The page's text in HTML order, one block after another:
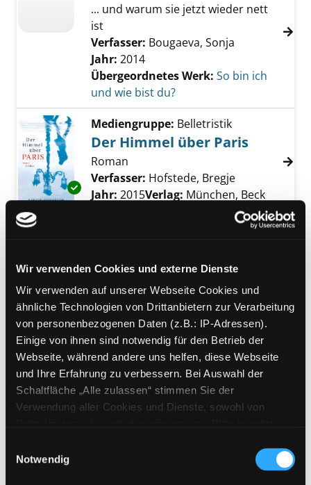
Wir verwenden Cookies und externe Dienste
Wir verwenden auf unserer Webseite Cookies und
ähnliche Technologien von Drittanbietern zur Verarbeitung
von personenbezogenen Daten (z.B.: IP-Adressen).
Einige von ihnen sind notwendig für den Betrieb der
Webseite, während andere uns helfen, diese Webseite
und Ihre Erfahrung zu verbessern. Bei Auswahl der
Schaltfläche „Alle zulassen“ stimmen Sie der
Verwendung aller Cookies und Dienste, sowohl von
Cookies von Drittanbietern, eine Verarbeitung in
unsicheren Drittländern (Länder außerhalb des EWR
Notwendig
... und warum sie jetzt wieder nett
ist
Verfasser: Bougaeva, Sonja
Jahr: 2014
Übergeordnetes Werk: So bin ich
und wie bist du?
Exemplar-Details von Der Himmel über Paris
Mediengruppe: Belletristik
Der Himmel über Paris
Roman
Verfasser: Hofstede, Bregje
Jahr: 2015Verlag: München, Beck
Exemplar-Details von Hallo, kleines
Muffelmonster
oder Freunde machen Ratzfatz gute
Laune
Suche nach diesem Verfasser
Jahr:2012
Verlag:Würzburg, Arena-Verl.
Exemplar-Details von Tschüss, kleines
Mediengruppe:Kinderbuch
Tschüss, kleines
Muffelmonster!